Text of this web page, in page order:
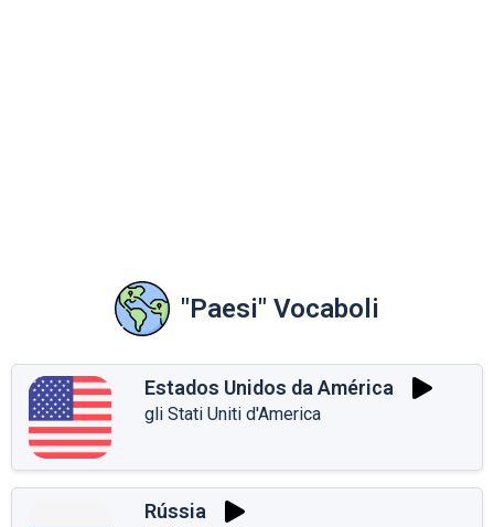
"Paesi" Vocaboli
Estados Unidos da América
gli Stati Uniti d'America
Rússia